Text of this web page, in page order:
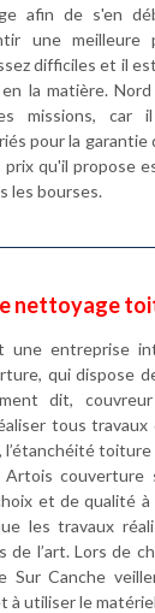
afin de s'en
une meilleure
difficiles et il
la matière.
missions, car
pour la garantie
prix qu'il propose
les bourses.
nettoyage
une entreprise
qui dispose
dit,
tous
l’étanchéité
couverture
et de qualité à
les travaux
de l’art. Lors de
Sur Canche
à utiliser le